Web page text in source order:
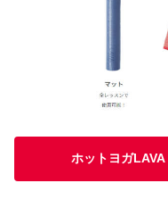
ホットヨガ